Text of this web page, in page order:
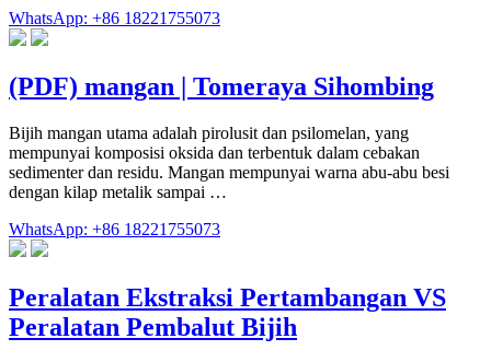
WhatsApp: +86 18221755073
(PDF) mangan | Tomeraya Sihombing
Bijih mangan utama adalah pirolusit dan psilomelan, yang
mempunyai komposisi oksida dan terbentuk dalam cebakan
sedimenter dan residu. Mangan mempunyai warna abu-abu besi
dengan kilap metalik sampai …
WhatsApp: +86 18221755073
Peralatan Ekstraksi Pertambangan VS
Peralatan Pembalut Bijih